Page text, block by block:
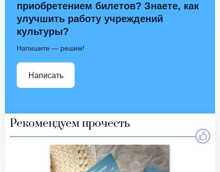
приобретением билетов? Знаете, как
улучшить работу учреждений
культуры?
Напишите — решим!
Написать
Рекомендуем прочесть